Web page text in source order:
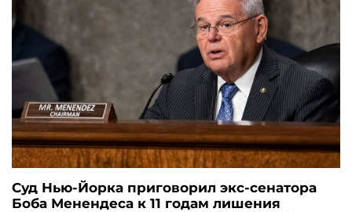
Суд Нью-Йорка приговорил экс-сенатора
Боба Менендеса к 11 годам лишения